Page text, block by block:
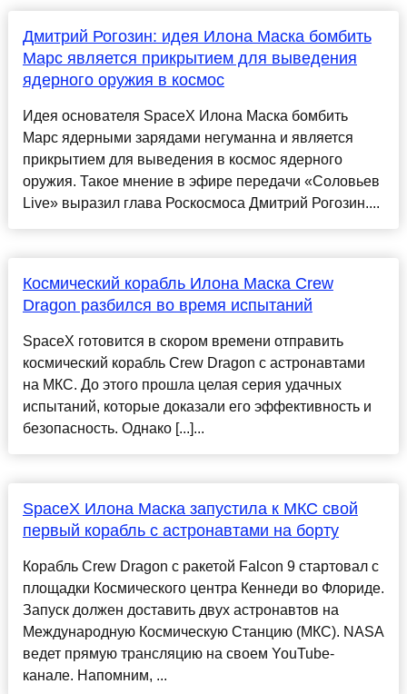
Дмитрий Рогозин: идея Илона Маска бомбить
Марс является прикрытием для выведения
ядерного оружия в космос
Идея основателя SpaceX Илона Маска бомбить
Марс ядерными зарядами негуманна и является
прикрытием для выведения в космос ядерного
оружия. Такое мнение в эфире передачи «Соловьев
Live» выразил глава Роскосмоса Дмитрий Рогозин....
Космический корабль Илона Маска Crew
Dragon разбился во время испытаний
SpaceX готовится в скором времени отправить
космический корабль Crew Dragon с астронавтами
на МКС. До этого прошла целая серия удачных
испытаний, которые доказали его эффективность и
безопасность. Однако [...]...
SpaceX Илона Маска запустила к МКС свой
первый корабль с астронавтами на борту
Корабль Crew Dragon с ракетой Falcon 9 стартовал с
площадки Космического центра Кеннеди во Флориде.
Запуск должен доставить двух астронавтов на
Международную Космическую Станцию (МКС). NASA
ведет прямую трансляцию на своем YouTube-
канале. Напомним, ...